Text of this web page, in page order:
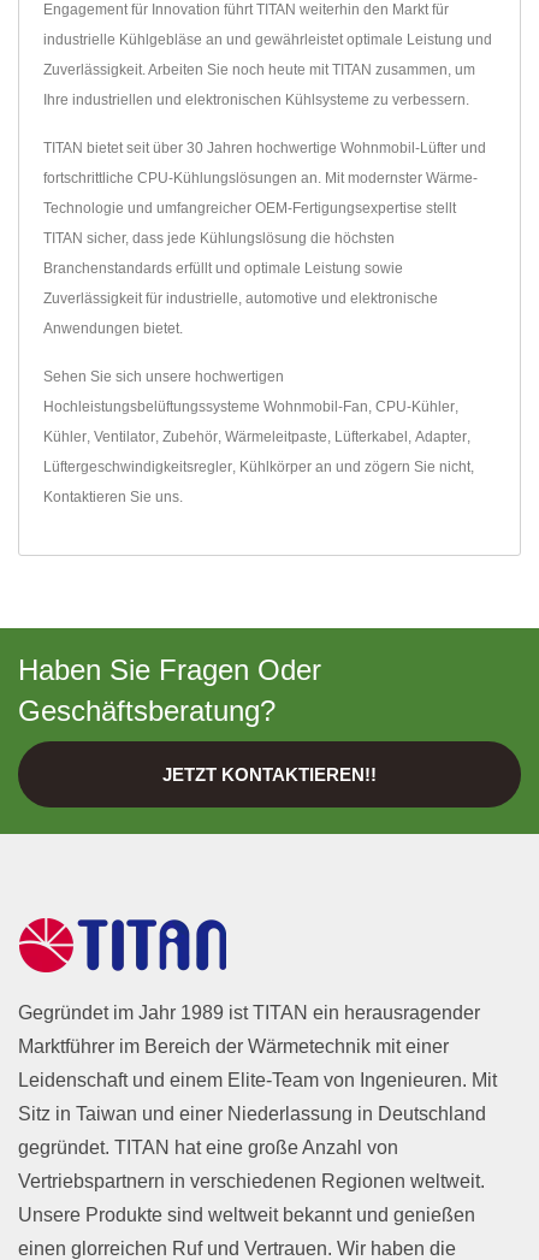
Engagement für Innovation führt TITAN weiterhin den Markt für
industrielle Kühlgebläse an und gewährleistet optimale Leistung und
Zuverlässigkeit. Arbeiten Sie noch heute mit TITAN zusammen, um
Ihre industriellen und elektronischen Kühlsysteme zu verbessern.
TITAN bietet seit über 30 Jahren hochwertige Wohnmobil-Lüfter und
fortschrittliche CPU-Kühlungslösungen an. Mit modernster Wärme-
Technologie und umfangreicher OEM-Fertigungsexpertise stellt
TITAN sicher, dass jede Kühlungslösung die höchsten
Branchenstandards erfüllt und optimale Leistung sowie
Zuverlässigkeit für industrielle, automotive und elektronische
Anwendungen bietet.
Sehen Sie sich unsere hochwertigen
Hochleistungsbelüftungssysteme Wohnmobil-Fan, CPU-Kühler,
Kühler, Ventilator, Zubehör, Wärmeleitpaste, Lüfterkabel , Adapter,
Lüftergeschwindigkeitsregler, Kühlkörper an und zögern Sie nicht,
Kontaktieren Sie uns.
Haben Sie Fragen Oder
Geschäftsberatung?
JETZT KONTAKTIEREN!!
Gegründet im Jahr 1989 ist TITAN ein herausragender
Marktführer im Bereich der Wärmetechnik mit einer
Leidenschaft und einem Elite-Team von Ingenieuren. Mit
Sitz in Taiwan und einer Niederlassung in Deutschland
gegründet. TITAN hat eine große Anzahl von
Vertriebspartnern in verschiedenen Regionen weltweit.
Unsere Produkte sind weltweit bekannt und genießen
einen glorreichen Ruf und Vertrauen. Wir haben die